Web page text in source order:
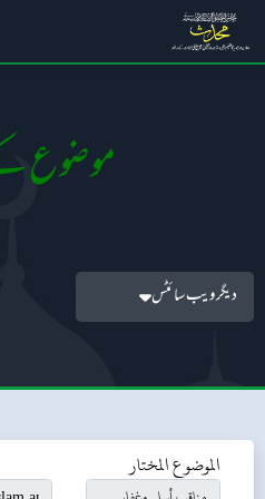
موضوع
دیگر ویب سائٹس
الموضوع المختار